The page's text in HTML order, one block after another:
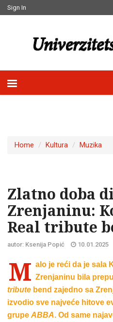
Sign In
Home Kultura Muzika
Zlatno doba
Zrenjaninu:
Real tribute
autor: Ksenija Popić 10.01.2025
M alo je reći da je sala
Zrenjaninu bila
tribute bend zajedno sa
izvodio sve najveće hitove
grupe ABBA. Od same